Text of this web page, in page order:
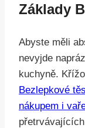
Základy
Abyste měli
nevyjde
kuchyně.
Bezlepkové
nákupem i